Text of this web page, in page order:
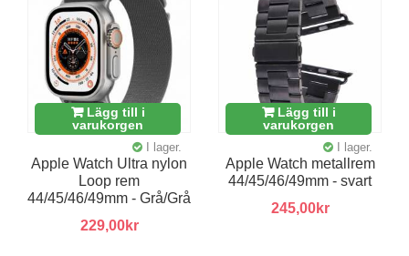
Lägg till i
varukorgen
I lager.
Apple Watch Ultra nylon
Loop rem
44/45/46/49mm - Grå/Grå
229,00kr
Lägg till i
varukorgen
I lager.
Apple Watch metallrem
44/45/46/49mm - svart
245,00kr